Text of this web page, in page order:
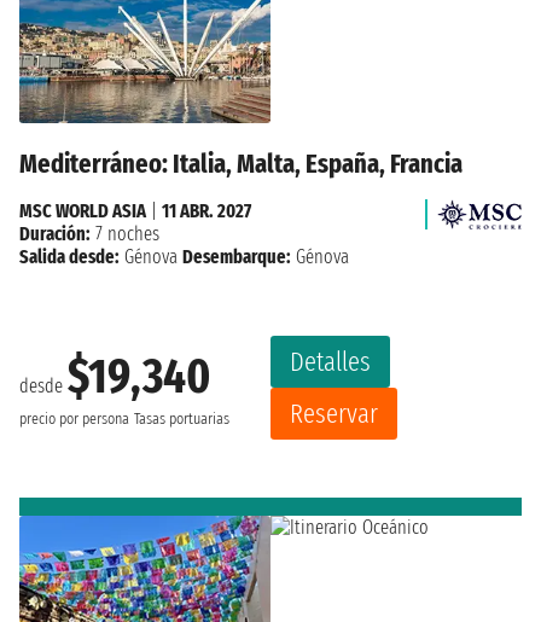
Mediterráneo: Italia, Malta, España, Francia
desde $19,340
precio por persona Tasas portuarias
Detalles
Reservar
MSC WORLD ASIA| 11 ABR. 2027
Duración: 7 noches
Salida desde: Génova Desembarque: Génova